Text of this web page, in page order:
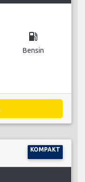
local_gas_station
Bensin
KOMPAKT